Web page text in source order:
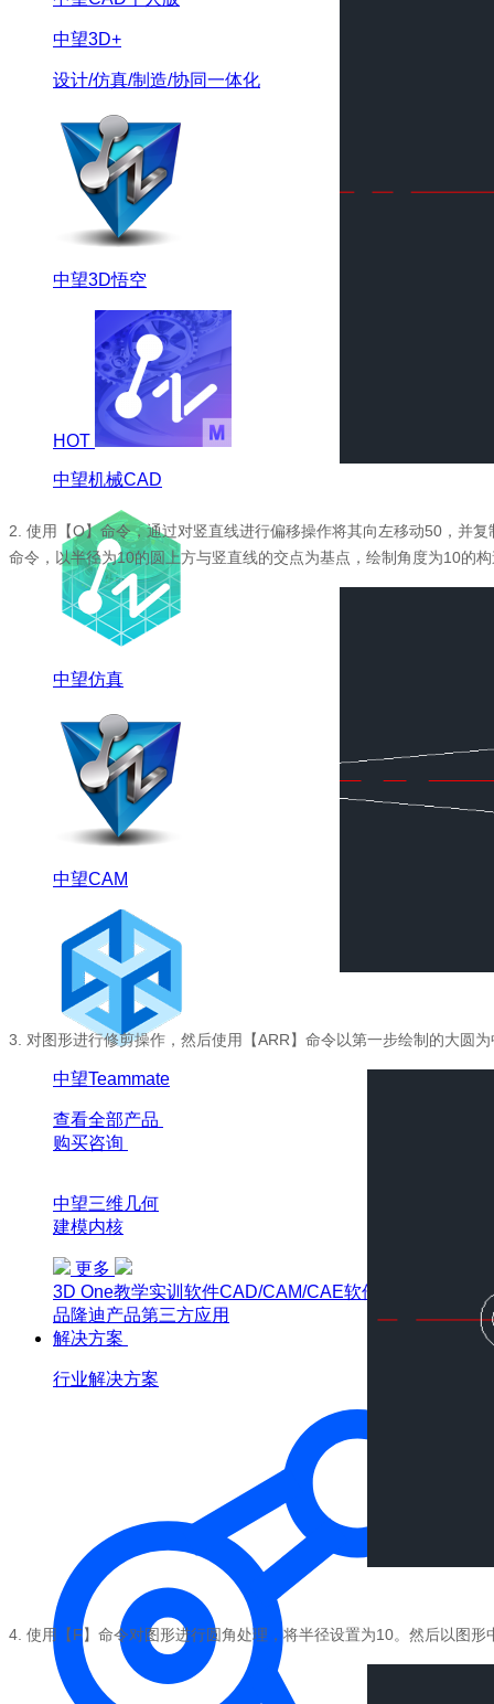
中望3D+
设计/仿真/制造/协同一体化
中望3D悟空
HOT
中望机械CAD
中望仿真
中望CAM
中望Teammate
查看全部产品
购买咨询
中望三维几何
建模内核
更多
3D One教学实训软件CAD/CAM/CAE软件教育版
品隆迪产品第三方应用
解决方案
行业解决方案
2. 使用【O】命令，通过对竖直线进行偏移操作将其向左移动50，并
命令，以半径为10的圆上方与竖直线的交点为基点，绘制角度为10的
3. 对图形进行修剪操作，然后使用【ARR】命令以第一步绘制的大圆
4. 使用【F】命令对图形进行圆角处理，将半径设置为10。然后以图